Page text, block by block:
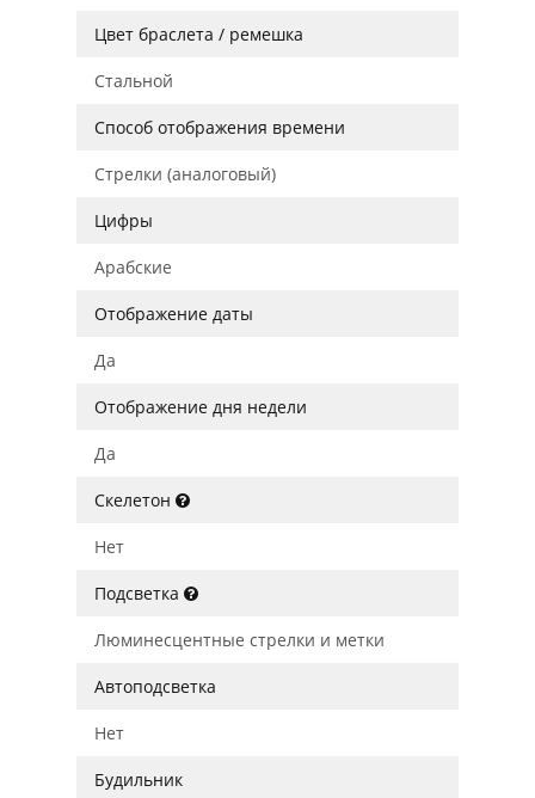
Цвет браслета / ремешка
Стальной
Способ отображения времени
Стрелки (аналоговый)
Цифры
Арабские
Отображение даты
Да
Отображение дня недели
Да
Скелетон
Нет
Подсветка
Люминесцентные стрелки и метки
Автоподсветка
Нет
Будильник